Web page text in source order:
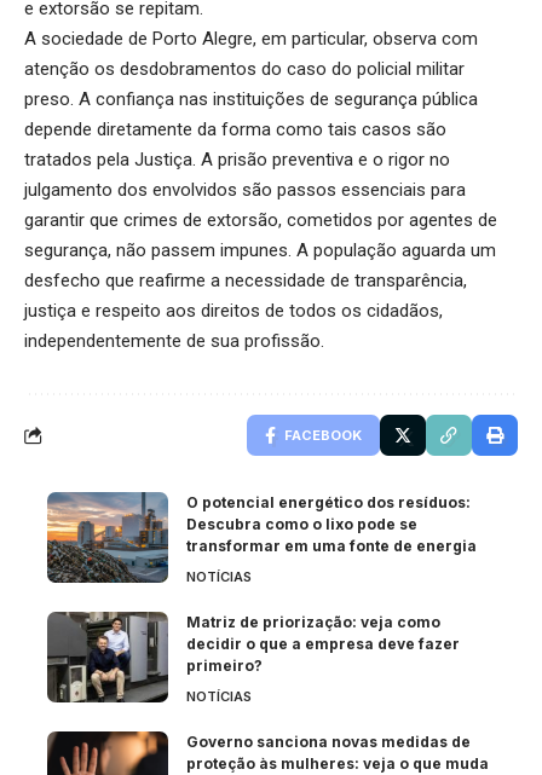
e extorsão se repitam.
A sociedade de Porto Alegre, em particular, observa com
atenção os desdobramentos do caso do policial militar
preso. A confiança nas instituições de segurança pública
depende diretamente da forma como tais casos são
tratados pela Justiça. A prisão preventiva e o rigor no
julgamento dos envolvidos são passos essenciais para
garantir que crimes de extorsão, cometidos por agentes de
segurança, não passem impunes. A população aguarda um
desfecho que reafirme a necessidade de transparência,
justiça e respeito aos direitos de todos os cidadãos,
independentemente de sua profissão.
FACEBOOK
O potencial energético dos resíduos:
Descubra como o lixo pode se
transformar em uma fonte de energia
NOTÍCIAS
Matriz de priorização: veja como
decidir o que a empresa deve fazer
primeiro?
NOTÍCIAS
Governo sanciona novas medidas de
proteção às mulheres: veja o que muda